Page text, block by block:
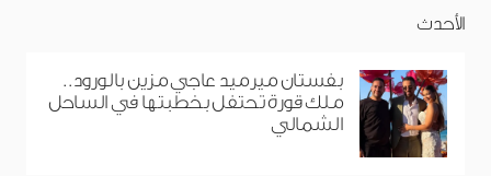
الأحدث
بفستان ميرميد عاجي مزين بالورود..
ملك قورة تحتفل بخطبتها في الساحل
الشمالي